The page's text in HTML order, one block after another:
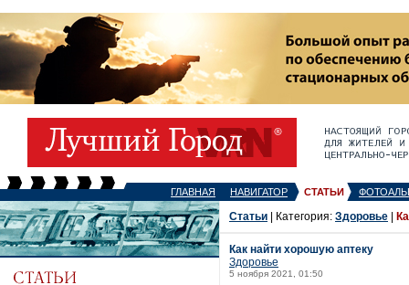
ГЛАВНАЯ НАВИГАТОР СТАТЬИ
Статьи | Категория: Здоровье
Как найти хорошую аптеку
Здоровье
5 ноября 2021, 01:50